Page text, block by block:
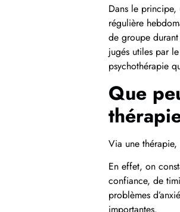
Dans le principe,
régulière
de groupe durant
jugés utiles par
psychothérapie
Que
Via une
En effet, on
confiance, de
problèmes